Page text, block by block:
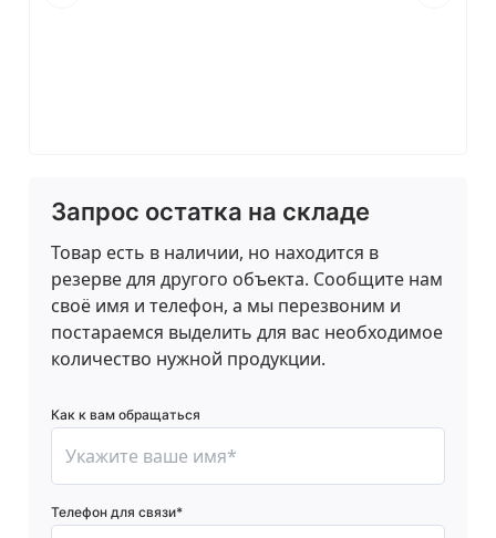
Запрос остатка на складе
Товар есть в наличии, но находится в
резерве для другого объекта. Сообщите нам
своё имя и телефон, а мы перезвоним и
постараемся выделить для вас необходимое
количество нужной продукции.
Как к вам обращаться
Телефон для связи*